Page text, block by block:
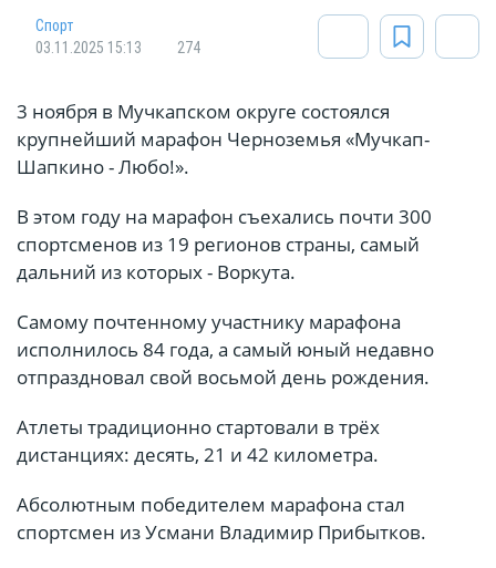
Спорт
03.11.2025 15:13
274
3 ноября в Мучкапском округе состоялся
крупнейший марафон Черноземья «Мучкап-
Шапкино - Любо!».
В этом году на марафон съехались почти 300
спортсменов из 19 регионов страны, самый
дальний из которых - Воркута.
Самому почтенному участнику марафона
исполнилось 84 года, а самый юный недавно
отпраздновал свой восьмой день рождения.
Атлеты традиционно стартовали в трёх
дистанциях: десять, 21 и 42 километра.
Абсолютным победителем марафона стал
спортсмен из Усмани Владимир Прибытков.